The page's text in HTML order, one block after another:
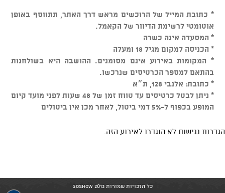
* כתובת המייל של הרוכשים מראש דרך האתר, תתווסף באופן
אוטומטי לרשימת הדיוור של הקאמל.
* המסעדה אינה כשרה
* הכניסה למקום מגיל 18 ומעלה
* המקומות באירוע אינם מסומנים. ההושבה היא בשולחנות
בהתאם למספר הכרטיסים שנרכשו.
* כתובת: אלנבי 128, ת״א
* ניתן לבטל כרטיסים עד טווח זמן של 48 שעות לפני מועד קיום
המופע בכפוף ל-5% דמי ביטול, לאחר מכן אין ביטולים
הגדרות נגישות לא הוגדרו לאירוע הזה.
כל הזכויות שמורות GoShow 2013